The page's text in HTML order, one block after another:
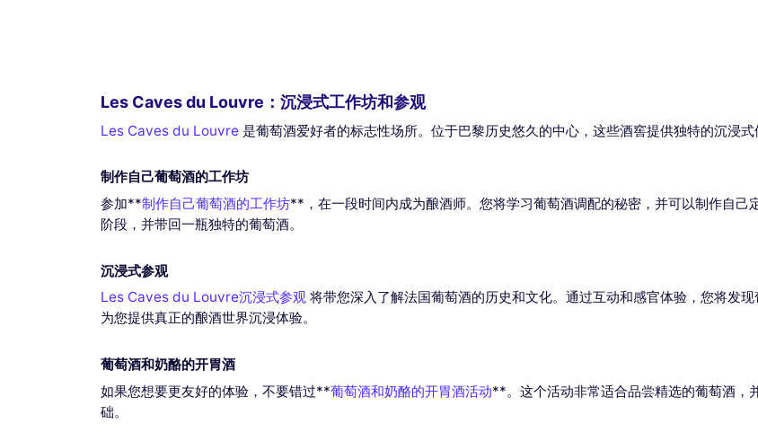
Les Caves du Louvre：沉浸式工作坊和参观
Les Caves du Louvre 是葡萄酒爱好者的标志性场所。位于巴黎历史悠久的中心，这些酒窖提供独特的沉浸式
制作自己葡萄酒的工作坊
参加**制作自己葡萄酒的工作坊**，在一段时间内成为酿酒师。您将学习葡萄酒调配的秘密，并可以制作自
阶段，并带回一瓶独特的葡萄酒。
沉浸式参观
Les Caves du Louvre沉浸式参观 将带您深入了解法国葡萄酒的历史和文化。通过互动和感官体验，您将发
为您提供真正的酿酒世界沉浸体验。
葡萄酒和奶酪的开胃酒
如果您想要更友好的体验，不要错过**葡萄酒和奶酪的开胃酒活动**。这个活动非常适合品尝精选的葡萄酒，
础。